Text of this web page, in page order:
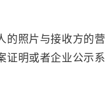
的照片与接收方的营
证明或者企业公示系